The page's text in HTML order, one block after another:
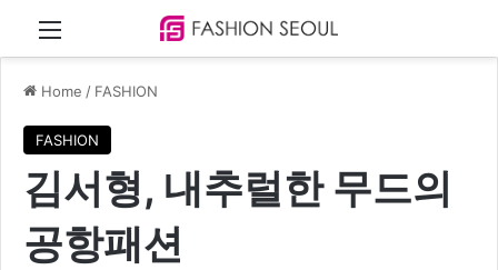
Menu
Home / FASHION
FASHION
김서형, 내추럴한 무드의
공항패션